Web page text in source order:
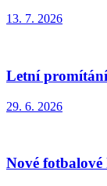
13. 7. 2026
Letní promítání
29. 6. 2026
Nové